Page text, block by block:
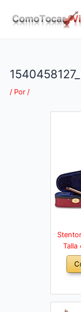
/ Por /
Talla